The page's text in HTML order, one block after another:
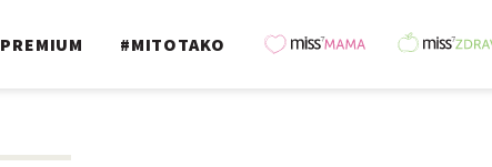
PREMIUM #MITOTAKO